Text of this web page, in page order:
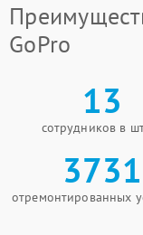
GoPro
13
сотрудников в
3731
отремонтированных